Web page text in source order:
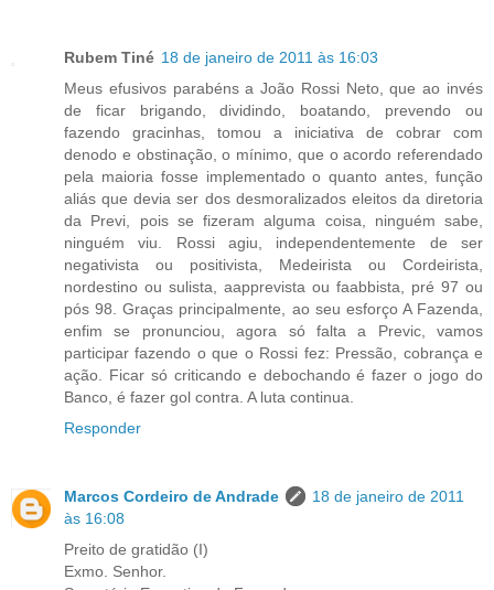
Rubem Tiné 18 de janeiro de 2011 às 16:03
Meus efusivos parabéns a João Rossi Neto, que ao invés
de ficar brigando, dividindo, boatando, prevendo ou
fazendo gracinhas, tomou a iniciativa de cobrar com
denodo e obstinação, o mínimo, que o acordo referendado
pela maioria fosse implementado o quanto antes, função
aliás que devia ser dos desmoralizados eleitos da diretoria
da Previ, pois se fizeram alguma coisa, ninguém sabe,
ninguém viu. Rossi agiu, independentemente de ser
negativista ou positivista, Medeirista ou Cordeirista,
nordestino ou sulista, aapprevista ou faabbista, pré 97 ou
pós 98. Graças principalmente, ao seu esforço A Fazenda,
enfim se pronunciou, agora só falta a Previc, vamos
participar fazendo o que o Rossi fez: Pressão, cobrança e
ação. Ficar só criticando e debochando é fazer o jogo do
Banco, é fazer gol contra. A luta continua.
Responder
Marcos Cordeiro de Andrade
18 de janeiro de 2011
às 16:08
Preito de gratidão (I)
Exmo. Senhor.